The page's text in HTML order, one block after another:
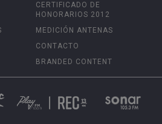
CERTIFICADO DE
HONORARIOS 2012
MEDICIÓN ANTENAS
CONTACTO
BRANDED CONTENT